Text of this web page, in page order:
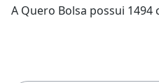
A Quero Bolsa possui